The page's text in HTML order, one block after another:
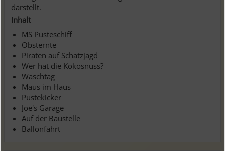
darstellt.
Inhalt
MS Pusteschiff
Obsternte
Piraten auf Schatzjagd
Wer hat die Kokosnuss?
Waschtag
Maus im Haus
Pustekicker
Joe's Garage
Auf der Baustelle
Ballonfahrt